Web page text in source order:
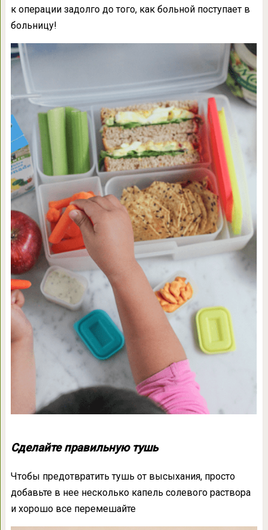
к операции задолго до того, как больной поступает в
больницу!
Сделайте правильную тушь
Чтобы предотвратить тушь от высыхания, просто
добавьте в нее несколько капель солевого раствора
и хорошо все перемешайте